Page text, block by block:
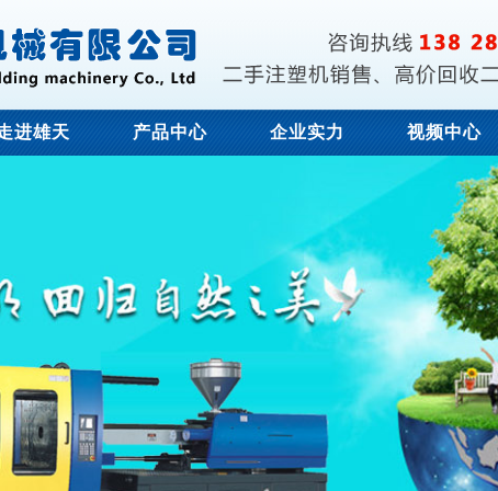
进雄天 产品中心 企业实力 视频中心